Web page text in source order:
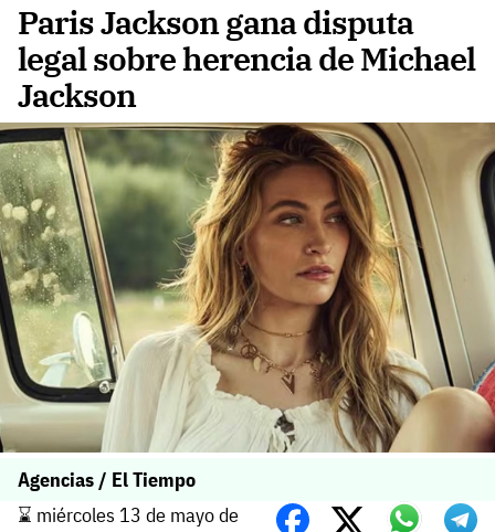
Paris Jackson gana disputa
legal sobre herencia de Michael
Jackson
Agencias / El Tiempo
⌛️ miércoles 13 de mayo de